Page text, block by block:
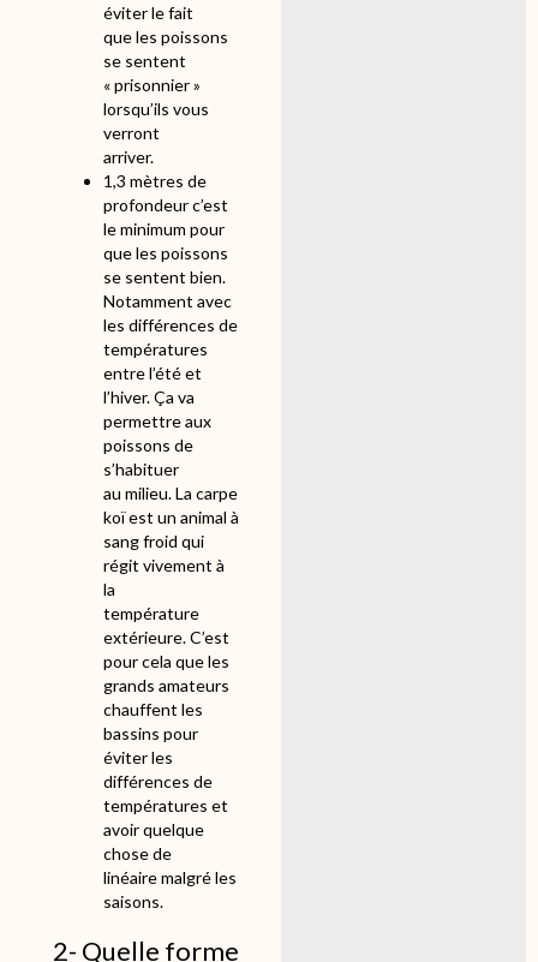
éviter le fait
que les poissons
se sentent
« prisonnier »
lorsqu’ils vous
verront
arriver.
1,3 mètres de
profondeur c’est
le minimum pour
que les poissons
se sentent bien.
Notamment avec
les différences de
températures
entre l’été et
l’hiver. Ça va
permettre aux
poissons de
s’habituer
au milieu. La carpe
koï est un animal à
sang froid qui
régit vivement à
la
température
extérieure. C’est
pour cela que les
grands amateurs
chauffent les
bassins pour
éviter les
différences de
températures et
avoir quelque
chose de
linéaire malgré les
saisons.
2- Quelle forme